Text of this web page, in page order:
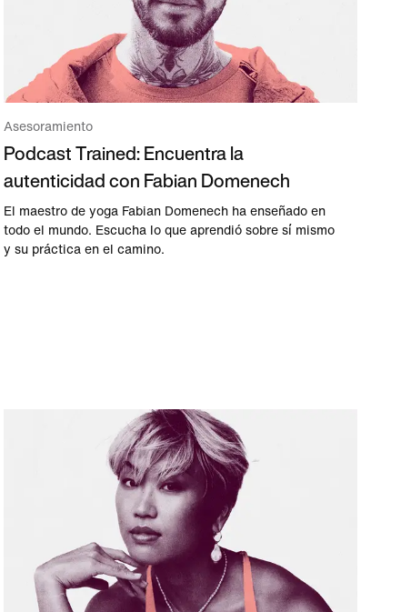
Asesoramiento
Podcast Trained: Encuentra la
autenticidad con Fabian Domenech
El maestro de yoga Fabian Domenech ha enseñado en
todo el mundo. Escucha lo que aprendió sobre sí mismo
y su práctica en el camino.